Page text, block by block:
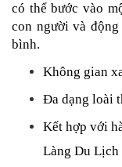
có thể bước vào
con người và
bình.
Không gian
Đa dạng loài
Kết hợp với
Làng Du Lịch